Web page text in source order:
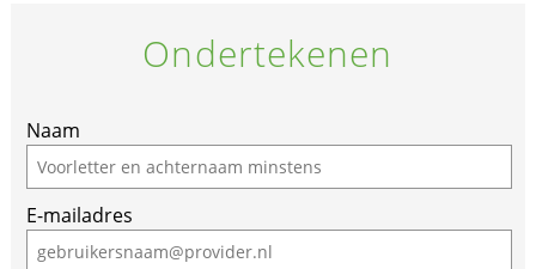
Ondertekenen
Naam
E-mailadres